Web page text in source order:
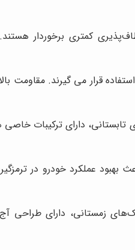
کمتری برخوردار
قرار می گیرند. مقاومت
دارای ترکیبات
بهبود عملکرد خودرو در
زمستانی، دارای